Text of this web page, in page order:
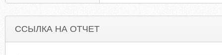
ССЫЛКА НА ОТЧЕТ